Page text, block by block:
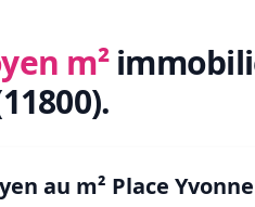
m²
.
au m² Place